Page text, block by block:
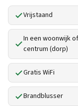
Vrijstaand
In een woonwijk of
centrum (dorp)
Gratis WiFi
Brandblusser